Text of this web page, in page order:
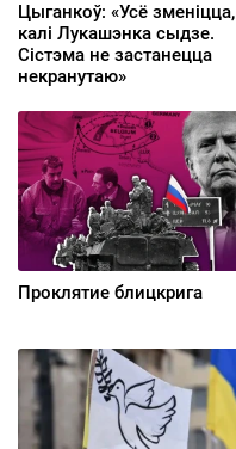
Цыганкоў: «Усё зменіцца,
калі Лукашэнка сыдзе.
Сістэма не застанецца
некранутаю»
Проклятие блицкрига